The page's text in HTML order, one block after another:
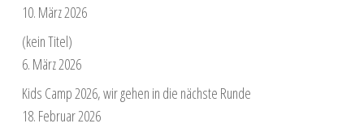
10. März 2026
(kein Titel)
6. März 2026
Kids Camp 2026, wir gehen in die nächste Runde
18. Februar 2026